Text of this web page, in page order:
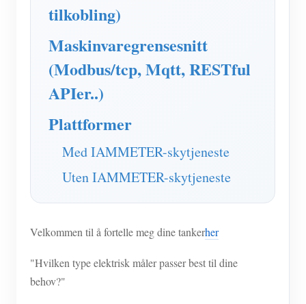
FAQ
Nyheter
Blogger
Belønningsprogram
tilkobling)
Maskinvaregrensesnitt
(Modbus/tcp, Mqtt, RESTful
APIer..)
Plattformer
Med IAMMETER-skytjeneste
Uten IAMMETER-skytjeneste
Velkommen til å fortelle meg dine tankerher
"Hvilken type elektrisk måler passer best til dine
behov?"